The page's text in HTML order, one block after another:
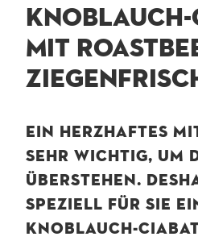
MIT
EIN HERZHAFTES
SEHR WICHTIG, UM
ÜBERSTEHEN.
SPEZIELL FÜR SIE
KNOBLAUCH-